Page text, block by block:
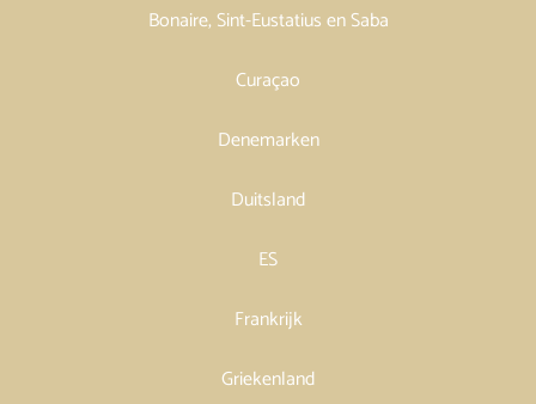
Bonaire, Sint-Eustatius en Saba
Curaçao
Denemarken
Duitsland
ES
Frankrijk
Griekenland